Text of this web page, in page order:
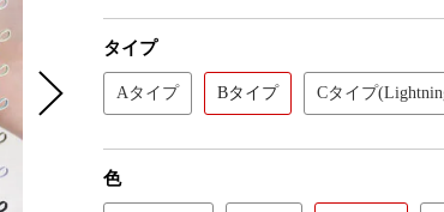
タイプ
Aタイプ Bタイプ Cタイプ
色